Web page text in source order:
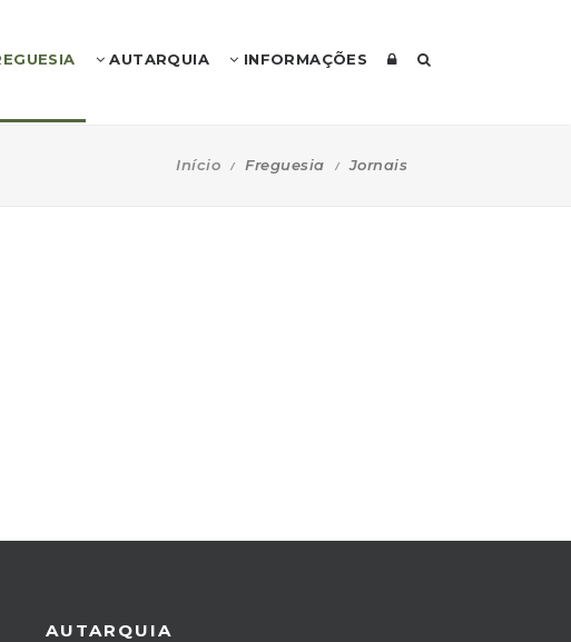
AUTARQUIA INFORMAÇÕES
Início Freguesia Jornais
AUTARQUIA